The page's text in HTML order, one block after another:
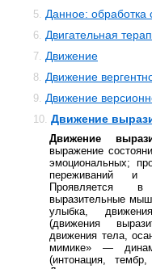
5. Данное: обработка
6. Двигательная
7. Движение
8. Движение
9. Движение
10. Движение
Движение
выражение
эмоциональных;
переживаний и
Проявляется
выразительные
улыбка,
(движения
движения тела,
мимике» —
(интонация,